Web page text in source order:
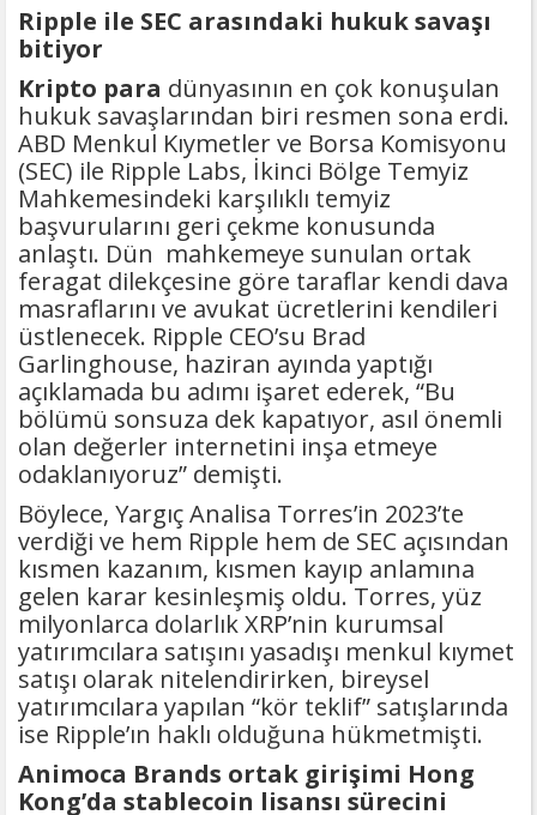
Ripple ile SEC arasındaki hukuk savaşı
bitiyor
Kripto para dünyasının en çok konuşulan
hukuk savaşlarından biri resmen sona erdi.
ABD Menkul Kıymetler ve Borsa Komisyonu
(SEC) ile Ripple Labs, İkinci Bölge Temyiz
Mahkemesindeki karşılıklı temyiz
başvurularını geri çekme konusunda
anlaştı. Dün mahkemeye sunulan ortak
feragat dilekçesine göre taraflar kendi dava
masraflarını ve avukat ücretlerini kendileri
üstlenecek. Ripple CEO’su Brad
Garlinghouse, haziran ayında yaptığı
açıklamada bu adımı işaret ederek, “Bu
bölümü sonsuza dek kapatıyor, asıl önemli
olan değerler internetini inşa etmeye
odaklanıyoruz” demişti.
Böylece, Yargıç Analisa Torres’in 2023’te
verdiği ve hem Ripple hem de SEC açısından
kısmen kazanım, kısmen kayıp anlamına
gelen karar kesinleşmiş oldu. Torres, yüz
milyonlarca dolarlık XRP’nin kurumsal
yatırımcılara satışını yasadışı menkul kıymet
satışı olarak nitelendirirken, bireysel
yatırımcılara yapılan “kör teklif” satışlarında
ise Ripple’ın haklı olduğuna hükmetmişti.
Animoca Brands ortak girişimi Hong
Kong’da stablecoin lisansı sürecini